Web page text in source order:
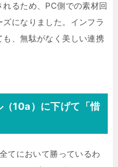
るため、PC側での素材回
になりました。インフラ
、無駄がなく美しい連携
10a）に下げて「惜
てにおいて勝っているわ